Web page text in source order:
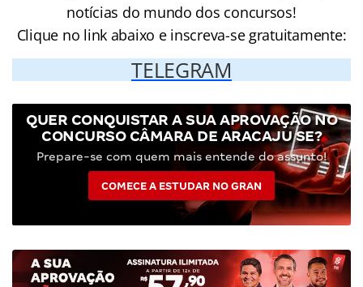
notícias do mundo dos concursos!
Clique no link abaixo e inscreva-se gratuitamente:
TELEGRAM
QUER CONQUISTAR A SUA APROVAÇÃO NO
CONCURSO CÂMARA DE ARACAJU SE?
Prepare-se com quem mais entende do assunto!
COMECE A ESTUDAR NO GRAN